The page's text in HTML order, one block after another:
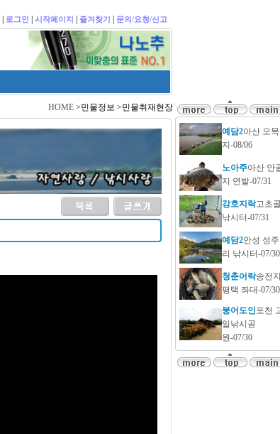
로그인 시작페이지 즐겨찾기 문의/요청/신고
HOME >민물정보 >민물취재현장
예담2아산 오목
지-08/06
노아주아산 안
지 연밭-07/31
강호지락고초
낚시터-07/31
예담2안성 성주
리 낚시터-07/30
청춘어락송전
평택 좌대-07/30
붕어도인포천
일낚시공
원-07/30